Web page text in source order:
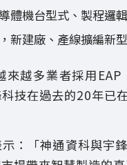
體機台型式、製程邏
新建廠、產線擴編新
來越多業者採用
技在過去的20年已
：「神通資科與宇